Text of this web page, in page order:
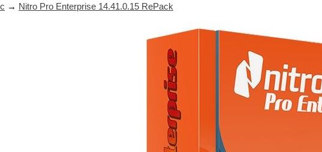
→ Nitro Pro Enterprise 14.41.0.15 RePack